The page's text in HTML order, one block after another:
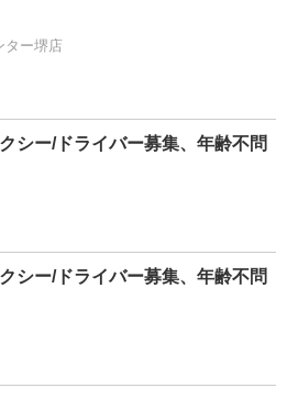
ター堺店
シー/ドライバー募集、年齢不問
シー/ドライバー募集、年齢不問